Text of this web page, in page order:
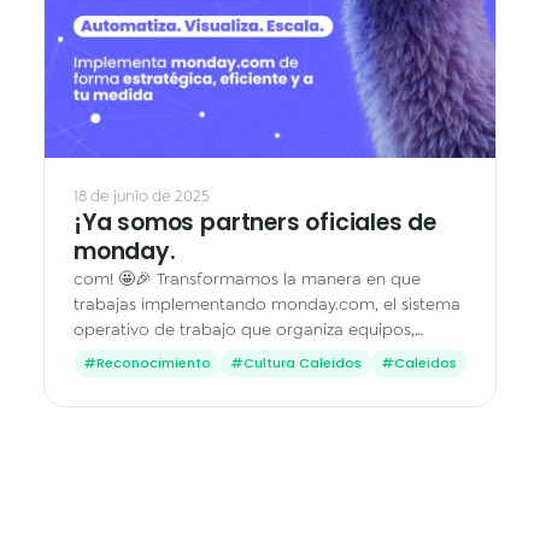
18 de junio de 2025
¡Ya somos partners oficiales de
monday.
com! 🤩🎉 Transformamos la manera en que
trabajas implementando monday.com, el sistema
operativo de trabajo que organiza equipos,
proyectos y procesos en un solo lugar. ✨
Automatiza 👀 Visualiza 🚀…
#Reconocimiento #Cultura Caleidos #Caleidos